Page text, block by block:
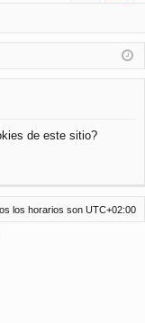
nt
ifi
rs
ist
ra
de este sitio?
los horarios son UTC+02:00